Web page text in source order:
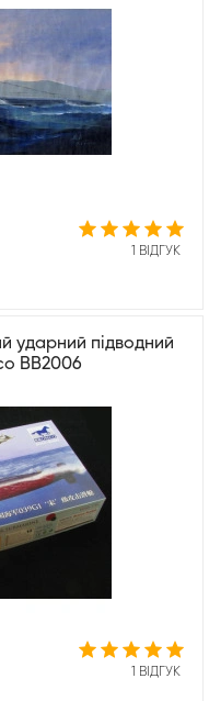
1 ВІДГУК
ударний підводний
BB2006
1 ВІДГУК